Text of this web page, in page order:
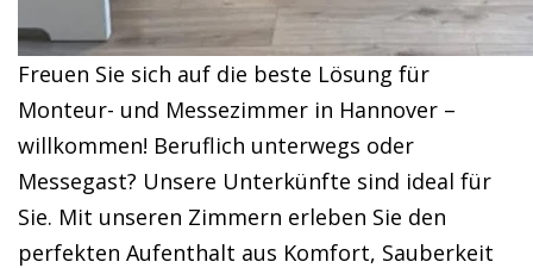
Freuen Sie sich auf die beste Lösung für
Monteur- und Messezimmer in Hannover –
willkommen! Beruflich unterwegs oder
Messegast? Unsere Unterkünfte sind ideal für
Sie. Mit unseren Zimmern erleben Sie den
perfekten Aufenthalt aus Komfort, Sauberkeit